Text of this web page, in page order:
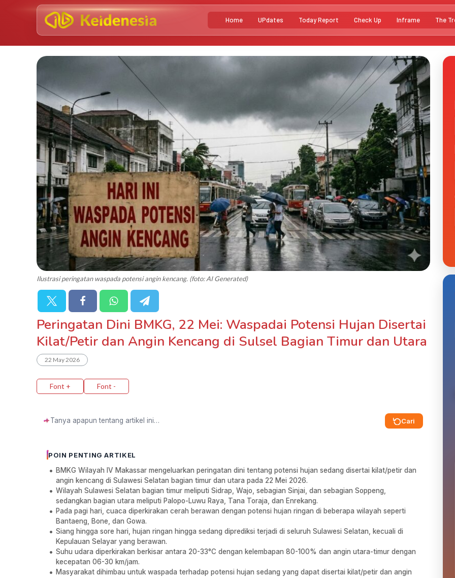
Home UPdates Today Report Check Up Inframe The
Ilustrasi peringatan waspada potensi angin kencang. (foto: AI Generated)
Peringatan Dini BMKG, 22 Mei: Waspadai Potensi Hujan Disertai
Kilat/Petir dan Angin Kencang di Sulsel Bagian Timur dan Utara
22 May 2026
Font + Font -
✦ Cari
POIN PENTING ARTIKEL
BMKG Wilayah IV Makassar mengeluarkan peringatan dini tentang potensi hujan sedang disertai kilat/petir dan
angin kencang di Sulawesi Selatan bagian timur dan utara pada 22 Mei 2026.
Wilayah Sulawesi Selatan bagian timur meliputi Sidrap, Wajo, sebagian Sinjai, dan sebagian Soppeng,
sedangkan bagian utara meliputi Palopo-Luwu Raya, Tana Toraja, dan Enrekang.
Pada pagi hari, cuaca diperkirakan cerah berawan dengan potensi hujan ringan di beberapa wilayah seperti
Bantaeng, Bone, dan Gowa.
Siang hingga sore hari, hujan ringan hingga sedang diprediksi terjadi di seluruh Sulawesi Selatan, kecuali di
Kepulauan Selayar yang berawan.
Suhu udara diperkirakan berkisar antara 20-33°C dengan kelembapan 80-100% dan angin utara-timur dengan
kecepatan 06-30 km/jam.
Masyarakat dihimbau untuk waspada terhadap potensi hujan sedang yang dapat disertai kilat/petir dan angin